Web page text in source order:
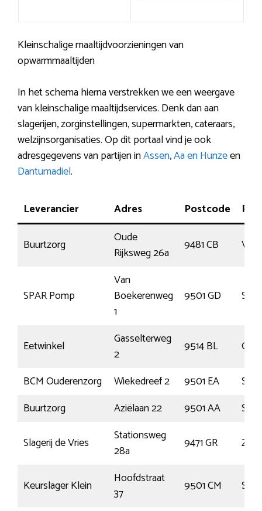
Kleinschalige maaltijdvoorzieningen van
opwarmmaaltijden
In het schema hierna verstrekken we een weergave
van kleinschalige maaltijdservices. Denk dan aan
slagerijen, zorginstellingen, supermarkten, cateraars,
welzijnsorganisaties. Op dit portaal vind je ook
adresgegevens van partijen inAssen,Aa en Hunzeen
Dantumadiel.
Leverancier Adres Postcode
Buurtzorg
Oude
Rijksweg 26a
9481 CB Vries
SPAR Pomp
Van
Boekerenweg
1
9501 GD
Eetwinkel
Gasselterweg
2
9514 BL
BCM Ouderenzorg
Wiekedreef 2 9501 EA
Buurtzorg
Aziëlaan 22 9501 AA
Slagerij de Vries
Stationsweg
28a
9471 GR
Keurslager Klein
Hoofdstraat
37
9501 CM